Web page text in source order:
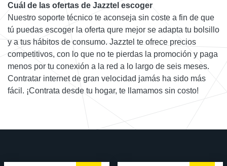
Cuál de las ofertas de Jazztel escoger
Nuestro soporte técnico te aconseja sin coste a fin de que
tú puedas escoger la oferta qure mejor se adapta tu bolsillo
y a tus hábitos de consumo. Jazztel te ofrece precios
competitivos, con lo que no te pierdas la promoción y paga
menos por tu conexión a la red a lo largo de seis meses.
Contratar internet de gran velocidad jamás ha sido más
fácil. ¡Contrata desde tu hogar, te llamamos sin costo!